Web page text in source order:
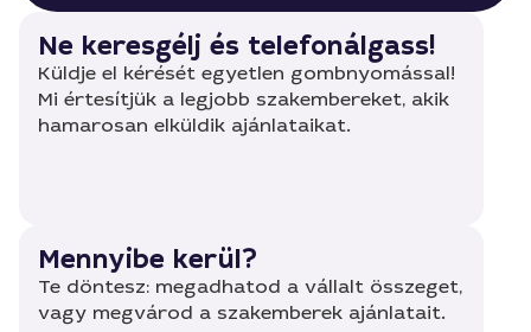
Ne keresgélj és telefonálgass!
Küldje el kérését egyetlen gombnyomással!
Mi értesítjük a legjobb szakembereket, akik
hamarosan elküldik ajánlataikat.
Mennyibe kerül?
Te döntesz: megadhatod a vállalt összeget,
vagy megvárod a szakemberek ajánlatait.